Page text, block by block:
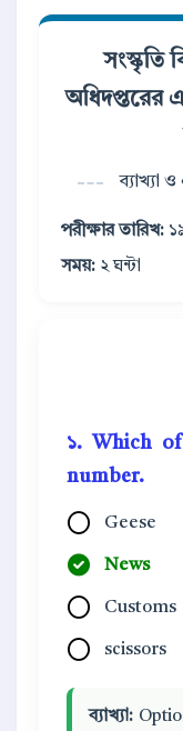
সংস্কৃতি
অধিদপ্তরের
ব্যাখ্যা
পরীক্ষার তারিখ:
সময়: ২ ঘন্টা
১. Which
number.
Geese
News
Customs
scissors
ব্যাখ্যা: